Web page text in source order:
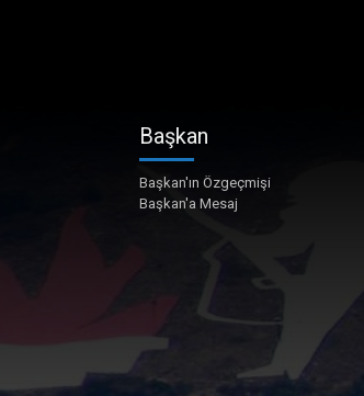
Başkan
Başkan'ın Özgeçmişi
Başkan'a Mesaj